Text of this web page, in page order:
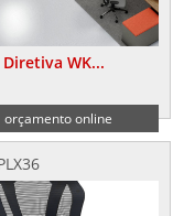
Diretiva WK...
orçamento online